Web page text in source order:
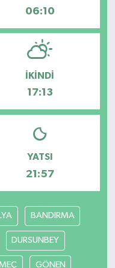
06:10
İKINDI
17:13
YATSI
21:57
BANDIRMA
DURSUNBEY
GÖNEN